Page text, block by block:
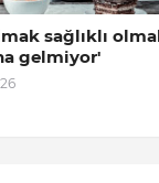
sağlıklı
gelmiyor'